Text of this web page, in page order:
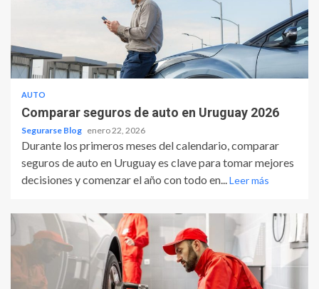
AUTO
Comparar seguros de auto en Uruguay 2026
Segurarse Blog enero 22, 2026
Durante los primeros meses del calendario, comparar
seguros de auto en Uruguay es clave para tomar mejores
decisiones y comenzar el año con todo en...Leer más